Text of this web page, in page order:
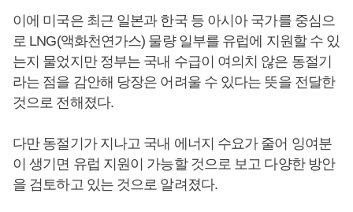
이에 미국은 최근 일본과 한국 등 아시아 국가를 중심으
로 LNG(액화천연가스) 물량 일부를 유럽에 지원할 수 있
는지 물었지만 정부는 국내 수급이 여의치 않은 동절기
라는 점을 감안해 당장은 어려울 수 있다는 뜻을 전달한
것으로 전해졌다.
다만 동절기가 지나고 국내 에너지 수요가 줄어 잉여분
이 생기면 유럽 지원이 가능할 것으로 보고 다양한 방안
을 검토하고 있는 것으로 알려졌다.